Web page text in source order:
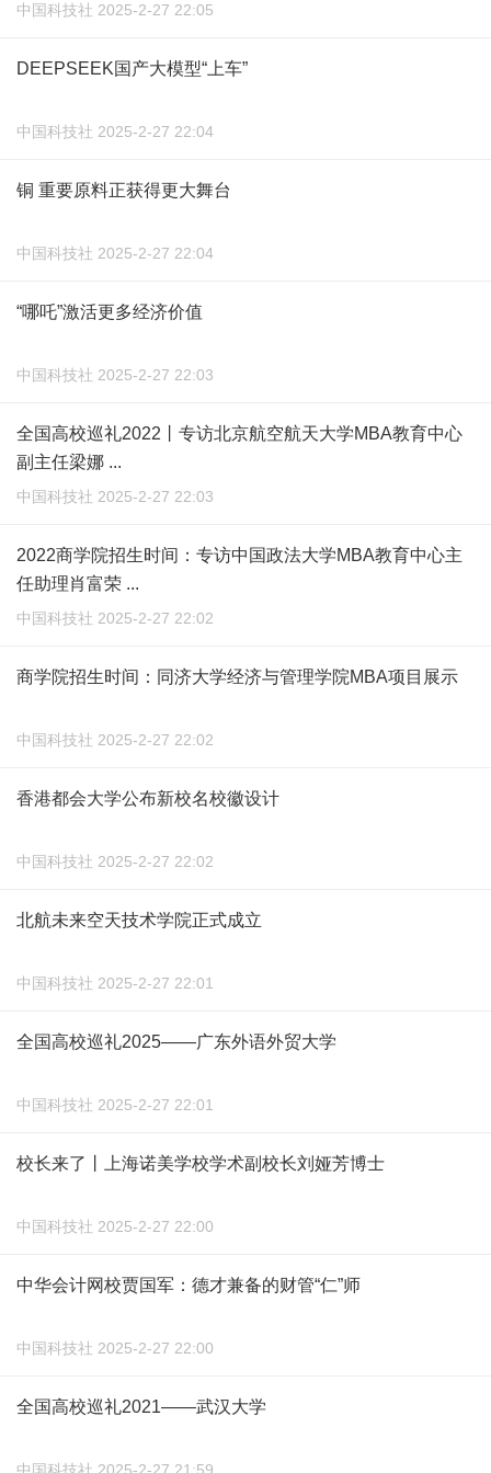
中国科技社 2025-2-27 22:05
DEEPSEEK国产大模型“上车”
中国科技社 2025-2-27 22:04
铜 重要原料正获得更大舞台
中国科技社 2025-2-27 22:04
“哪吒”激活更多经济价值
中国科技社 2025-2-27 22:03
全国高校巡礼2022丨专访北京航空航天大学MBA教育中心
副主任梁娜 ...
中国科技社 2025-2-27 22:03
2022商学院招生时间：专访中国政法大学MBA教育中心主
任助理肖富荣 ...
中国科技社 2025-2-27 22:02
商学院招生时间：同济大学经济与管理学院MBA项目展示
中国科技社 2025-2-27 22:02
香港都会大学公布新校名校徽设计
中国科技社 2025-2-27 22:02
北航未来空天技术学院正式成立
中国科技社 2025-2-27 22:01
全国高校巡礼2025——广东外语外贸大学
中国科技社 2025-2-27 22:01
校长来了丨上海诺美学校学术副校长刘娅芳博士
中国科技社 2025-2-27 22:00
中华会计网校贾国军：德才兼备的财管“仁”师
中国科技社 2025-2-27 22:00
全国高校巡礼2021——武汉大学